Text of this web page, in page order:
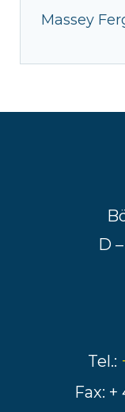
Massey
D
Tel.:
Fax: +